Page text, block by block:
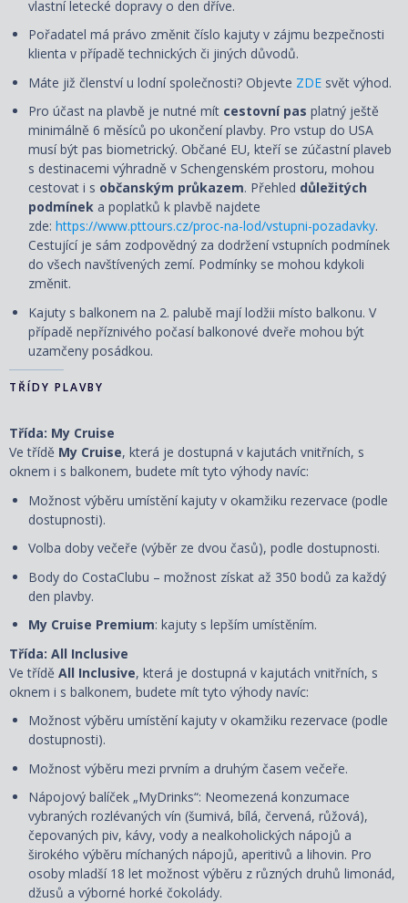
vlastní letecké dopravy o den dříve.
Pořadatel má právo změnit číslo kajuty v zájmu bezpečnosti
klienta v případě technických či jiných důvodů.
Máte již členství u lodní společnosti? Objevte ZDE svět výhod.
Pro účast na plavbě je nutné mít cestovní pas platný ještě
minimálně 6 měsíců po ukončení plavby. Pro vstup do USA
musí být pas biometrický. Občané EU, kteří se zúčastní plaveb
s destinacemi výhradně v Schengenském prostoru, mohou
cestovat i s občanským průkazem. Přehled důležitých
podmínek a poplatků k plavbě najdete
zde: https://www.pttours.cz/proc-na-lod/vstupni-pozadavky.
Cestující je sám zodpovědný za dodržení vstupních podmínek
do všech navštívených zemí. Podmínky se mohou kdykoli
změnit.
Kajuty s balkonem na 2. palubě mají lodžii místo balkonu. V
případě nepříznivého počasí balkonové dveře mohou být
uzamčeny posádkou.
TŘÍDY PLAVBY
Třída: My Cruise
Ve třídě My Cruise, která je dostupná v kajutách vnitřních, s
oknem i s balkonem, budete mít tyto výhody navíc:
Možnost výběru umístění kajuty v okamžiku rezervace (podle
dostupnosti).
Volba doby večeře (výběr ze dvou časů), podle dostupnosti.
Body do CostaClubu – možnost získat až 350 bodů za každý
den plavby.
My Cruise Premium: kajuty s lepším umístěním.
Třída: All Inclusive
Ve třídě All Inclusive, která je dostupná v kajutách vnitřních, s
oknem i s balkonem, budete mít tyto výhody navíc:
Možnost výběru umístění kajuty v okamžiku rezervace (podle
dostupnosti).
Možnost výběru mezi prvním a druhým časem večeře.
Nápojový balíček „MyDrinks“: Neomezená konzumace
vybraných rozlévaných vín (šumivá, bílá, červená, růžová),
čepovaných piv, kávy, vody a nealkoholických nápojů a
širokého výběru míchaných nápojů, aperitivů a lihovin. Pro
osoby mladší 18 let možnost výběru z různých druhů limonád,
džusů a výborné horké čokolády.